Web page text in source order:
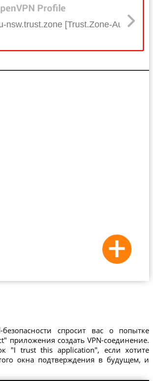
nsw.trust.zone [Trust.Zone-Australia-
безопасности спросит вас о попытке
приложения создать VPN-соединение.
"I trust this application", если хотите
окна подтверждения в будущем, и